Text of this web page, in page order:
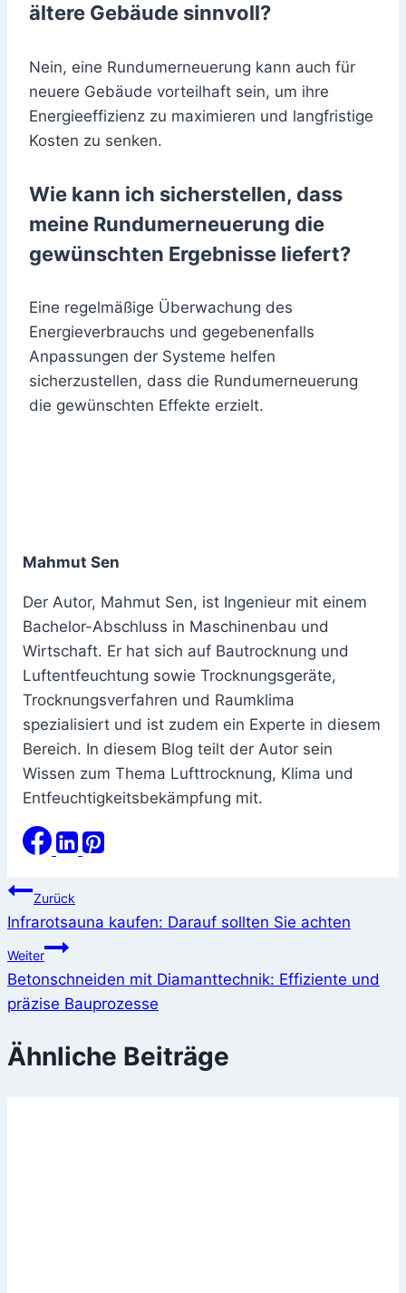
ältere Gebäude sinnvoll?
Nein, eine Rundumerneuerung kann auch für
neuere Gebäude vorteilhaft sein, um ihre
Energieeffizienz zu maximieren und langfristige
Kosten zu senken.
Wie kann ich sicherstellen, dass
meine Rundumerneuerung die
gewünschten Ergebnisse liefert?
Eine regelmäßige Überwachung des
Energieverbrauchs und gegebenenfalls
Anpassungen der Systeme helfen
sicherzustellen, dass die Rundumerneuerung
die gewünschten Effekte erzielt.
Mahmut Sen
Der Autor, Mahmut Sen, ist Ingenieur mit einem
Bachelor-Abschluss in Maschinenbau und
Wirtschaft. Er hat sich auf Bautrocknung und
Luftentfeuchtung sowie Trocknungsgeräte,
Trocknungsverfahren und Raumklima
spezialisiert und ist zudem ein Experte in diesem
Bereich. In diesem Blog teilt der Autor sein
Wissen zum Thema Lufttrocknung, Klima und
Entfeuchtigkeitsbekämpfung mit.
Beitragsnavigation
Zurück
Infrarotsauna kaufen: Darauf sollten Sie achten
Weiter
Betonschneiden mit Diamanttechnik: Effiziente und
präzise Bauprozesse
Ähnliche Beiträge